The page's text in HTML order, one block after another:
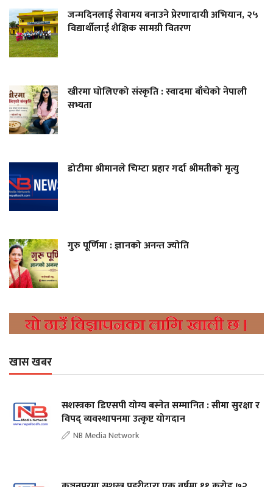
जन्मदिनलाई सेवामय बनाउने प्रेरणादायी अभियान, २५
विद्यार्थीलाई शैक्षिक सामग्री वितरण
खीरमा घोलिएको संस्कृति : स्वादमा बाँचेको नेपाली
सभ्यता
डोटीमा श्रीमानले चिम्टा प्रहार गर्दा श्रीमतीको मृत्यु
गुरु पूर्णिमा : ज्ञानको अनन्त ज्योति
खास खबर
सशस्त्रका डिएसपी योग्य बस्नेत सम्मानित : सीमा सुरक्षा र
विपद् व्यवस्थापनमा उत्कृष्ट योगदान
NB Media Network